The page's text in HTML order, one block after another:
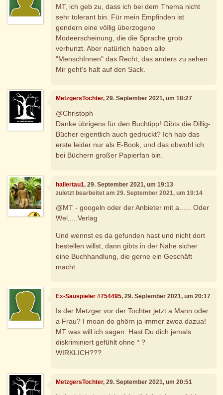
MT, ich geb zu, dass ich bei dem Thema nicht
sehr tolerant bin. Für mein Empfinden ist
gendern eine völlig überzogene
Modeerscheinung, die die Sprache grob
verhunzt. Aber natürlich haben alle
"MenschInnen" das Recht, das anders zu sehen.
Mir geht's halt auf den Sack.
MetzgersTochter, 29. September 2021, um 18:27
@Christoph
Danke übrigens für den Buchtipp! Gibts die Dillig-
Bücher eigentlich auch gedruckt? Ich hab das
erste leider nur als E-Book, und das obwohl ich
bei Büchern großer Papierfan bin.
hallertau1, 29. September 2021, um 19:13
zuletzt bearbeitet am 29. September 2021, um 19:14
@MT - googeln oder der Anbieter mit a...... Oder
Wel.....Verlag
Und wennst es da gefunden hast und nicht dort
bestellen willst, dann gibts in der Nähe sicher
eine Buchhandlung, die gerne ein Geschäft
macht.
Ex-Sauspieler #754495, 29. September 2021, um 20:17
Is der Metzger vor der Tochter jetzt a Mann oder
a Frau? I moan do ghörn ja immer zwoa dazua!
MT was will ich sagen: Hast Du dich jemals
diskriminiert gefühlt ohne * ?
WIRKLICH???
MetzgersTochter, 29. September 2021, um 20:51